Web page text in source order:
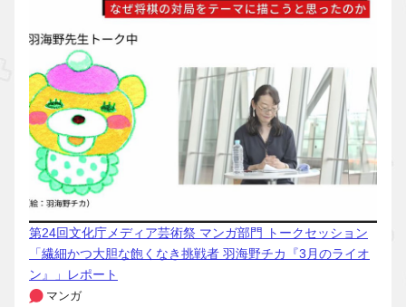
第24回文化庁メディア芸術祭 マンガ部門 トークセッション
「繊細かつ大胆な飽くなき挑戦者 羽海野チカ『3月のライオ
ン』」レポート
マンガ